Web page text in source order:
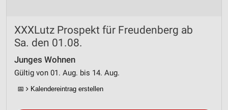
XXXLutz Prospekt für Freudenberg ab
Sa. den 01.08.
Junges Wohnen
Gültig von 01. Aug. bis 14. Aug.
📅 Kalendereintrag erstellen